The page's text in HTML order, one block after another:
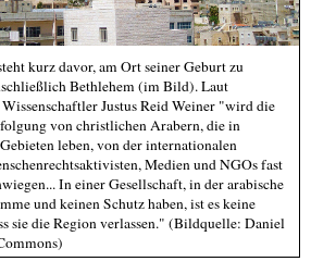
kurz davor, am Ort seiner Geburt zu
Bethlehem (im Bild). Laut
Justus Reid Weiner "wird die
von christlichen Arabern, die in
leben, von der internationalen
Medien und NGOs fast
In einer Gesellschaft, in der arabische
und keinen Schutz haben, ist es keine
sie die Region verlassen." (Bildquelle: Daniel